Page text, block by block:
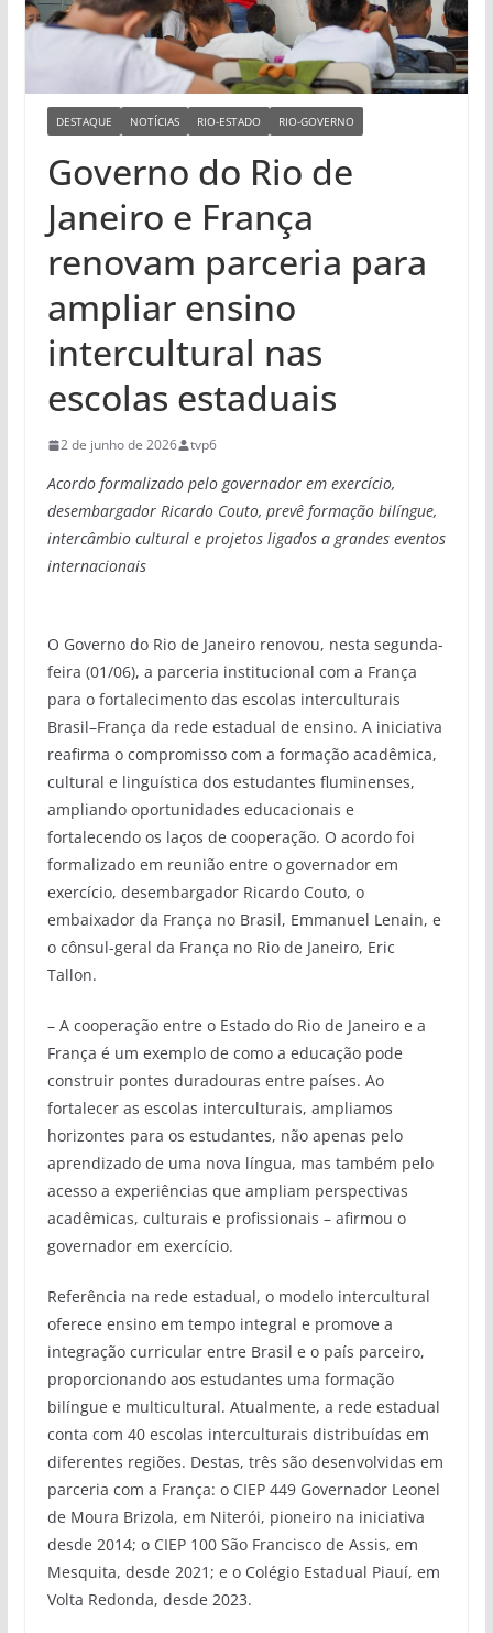
DESTAQUE NOTÍCIAS RIO-ESTADO RIO-GOVERNO
Governo do Rio de
Janeiro e França
renovam parceria para
ampliar ensino
intercultural nas
escolas estaduais
2 de junho de 2026 tvp6
Acordo formalizado pelo governador em exercício,
desembargador Ricardo Couto, prevê formação bilíngue,
intercâmbio cultural e projetos ligados a grandes eventos
internacionais
O Governo do Rio de Janeiro renovou, nesta segunda-
feira (01/06), a parceria institucional com a França
para o fortalecimento das escolas interculturais
Brasil–França da rede estadual de ensino. A iniciativa
reafirma o compromisso com a formação acadêmica,
cultural e linguística dos estudantes fluminenses,
ampliando oportunidades educacionais e
fortalecendo os laços de cooperação. O acordo foi
formalizado em reunião entre o governador em
exercício, desembargador Ricardo Couto, o
embaixador da França no Brasil, Emmanuel Lenain, e
o cônsul-geral da França no Rio de Janeiro, Eric
Tallon.
– A cooperação entre o Estado do Rio de Janeiro e a
França é um exemplo de como a educação pode
construir pontes duradouras entre países. Ao
fortalecer as escolas interculturais, ampliamos
horizontes para os estudantes, não apenas pelo
aprendizado de uma nova língua, mas também pelo
acesso a experiências que ampliam perspectivas
acadêmicas, culturais e profissionais – afirmou o
governador em exercício.
Referência na rede estadual, o modelo intercultural
oferece ensino em tempo integral e promove a
integração curricular entre Brasil e o país parceiro,
proporcionando aos estudantes uma formação
bilíngue e multicultural. Atualmente, a rede estadual
conta com 40 escolas interculturais distribuídas em
diferentes regiões. Destas, três são desenvolvidas em
parceria com a França: o CIEP 449 Governador Leonel
de Moura Brizola, em Niterói, pioneiro na iniciativa
desde 2014; o CIEP 100 São Francisco de Assis, em
Mesquita, desde 2021; e o Colégio Estadual Piauí, em
Volta Redonda, desde 2023.